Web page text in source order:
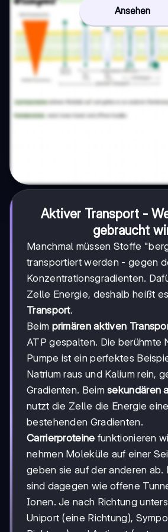
Ansehen
Aktiver Transport -
gebraucht
Manchmal müssen Stoffe
transportiert werden - gegen
Konzentrationsgradienten.
Zelle Energie, deshalb heißt es
Transport.
Beim primären aktiven
ATP gespalten. Die berühmte
Pumpe ist ein perfektes
Natrium raus und Kalium rein,
Gradienten. Beimsekundären
nutzt die Zelle die Energie
bestehenden Gradienten.
Carrierproteine funktionieren
nehmen Moleküle auf einer
geben sie auf der anderen ab.
sind dagegen wie offene
Ionen. Je nach Richtung
Uniport (eine Richtung),